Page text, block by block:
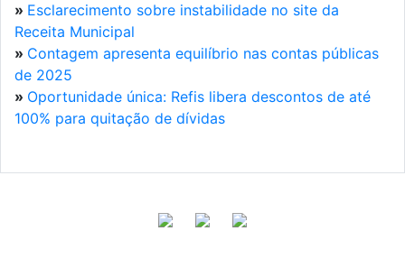
» Esclarecimento sobre instabilidade no site da
Receita Municipal
» Contagem apresenta equilíbrio nas contas públicas
de 2025
» Oportunidade única: Refis libera descontos de até
100% para quitação de dívidas